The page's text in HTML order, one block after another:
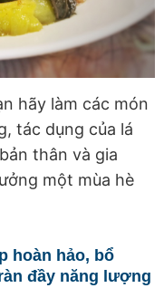
hãy làm các món
tác dụng của lá
thân và gia
một mùa hè
hoàn hảo, bổ
đầy năng lượng